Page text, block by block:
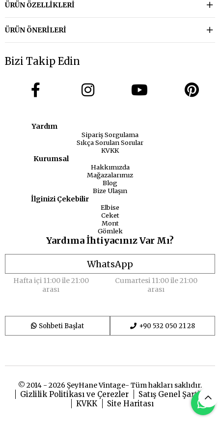
ÜRÜN ÖZELLIKLERI
ÜRÜN ÖNERILERI
Bizi Takip Edin
Yardım
Sipariş Sorgulama
Sıkça Sorulan Sorular
KVKK
Kurumsal
Hakkımızda
Mağazalarımız
Blog
Bize Ulaşın
İlginizi Çekebilir
Elbise
Ceket
Mont
Gömlek
Yardıma İhtiyacınız Var Mı?
WhatsApp
Hafta içi 11:00 ile 21:00
arası
Cumartesi 11:00 ile 21:00
arası
Sohbeti Başlat +90 532 050 21 28
© 2014 - 2026 ŞeyHane Vintage- Tüm hakları saklıdır.
Gizlilik Politikası ve Çerezler
Satış Genel Şartları
KVKK
Site Haritası